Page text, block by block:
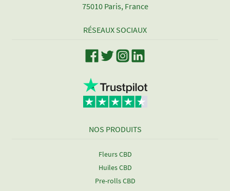
75010 Paris, France
RÉSEAUX SOCIAUX
NOS PRODUITS
Fleurs CBD
Huiles CBD
Pre-rolls CBD